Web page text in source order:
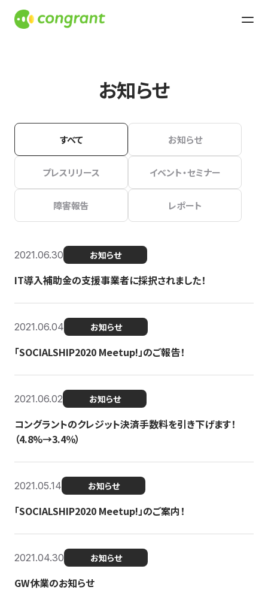
お知らせ
すべて お知らせ
プレスリリース イベント・セミナー
障害報告 レポート
2021.06.30 お知らせ
IT導入補助金の支援事業者に採択されました！
2021.06.04 お知らせ
「SOCIALSHIP2020 Meetup!」のご報告！
2021.06.02 お知らせ
コングラントのクレジット決済手数料を引き下げます！
（4.8%→3.4％）
2021.05.14 お知らせ
「SOCIALSHIP2020 Meetup!」のご案内！
2021.04.30 お知らせ
GW休業のお知らせ